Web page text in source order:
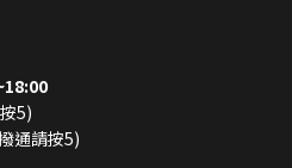
5)
通請按5)